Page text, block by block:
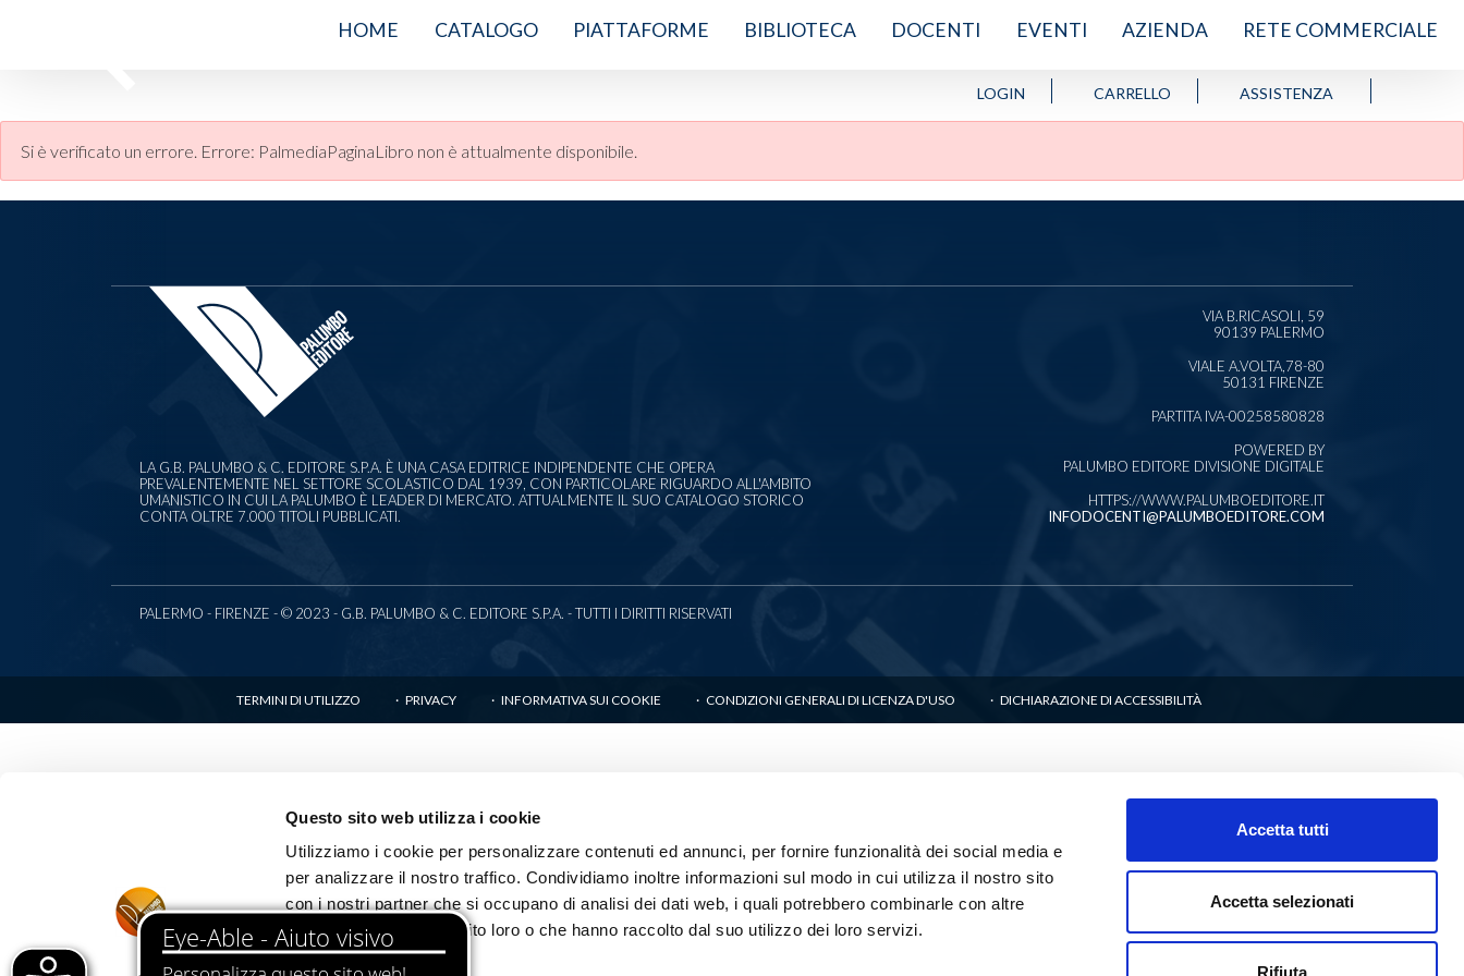
Questo sito web utilizza i cookie
Utilizziamo i cookie per personalizzare contenuti ed annunci, per fornire funzionalità dei social media e
per analizzare il nostro traffico. Condividiamo inoltre informazioni sul modo in cui utilizza il nostro sito
con i nostri partner che si occupano di analisi dei dati web, i quali potrebbero combinarle con altre
informazioni che ha fornito loro o che hanno raccolto dal suo utilizzo dei loro servizi.
Accetta tutti
Accetta selezionati
Rifiuta
HOME CATALOGO PIATTAFORME BIBLIOTECA DOCENTI EVENTI AZIENDA RETE COMMERCIALE
LOGIN CARRELLO ASSISTENZA
Si è verificato un errore. Errore: PalmediaPaginaLibro non è attualmente disponibile.
LA G.B. PALUMBO & C. EDITORE S.P.A. È UNA CASA EDITRICE INDIPENDENTE CHE OPERA
PREVALENTEMENTE NEL SETTORE SCOLASTICO DAL 1939, CON PARTICOLARE RIGUARDO ALL'AMBITO
UMANISTICO IN CUI LA PALUMBO È LEADER DI MERCATO. ATTUALMENTE IL SUO CATALOGO STORICO
CONTA OLTRE 7.000 TITOLI PUBBLICATI.
VIA B.RICASOLI, 59
90139 PALERMO
VIALE A.VOLTA,78-80
50131 FIRENZE
PARTITA IVA-00258580828
POWERED BY
PALUMBO EDITORE DIVISIONE DIGITALE
HTTPS://WWW.PALUMBOEDITORE.IT
INFODOCENTI@PALUMBOEDITORE.COM
PALERMO - FIRENZE - © 2023 - G.B. PALUMBO & C. EDITORE S.P.A. - TUTTI I DIRITTI RISERVATI
TERMINI DI UTILIZZO PRIVACY INFORMATIVA SUI COOKIE CONDIZIONI GENERALI DI LICENZA D'USO DICHIARAZIONE DI ACCESSIBILITÀ